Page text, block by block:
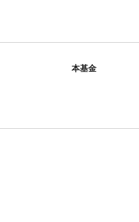
本基金